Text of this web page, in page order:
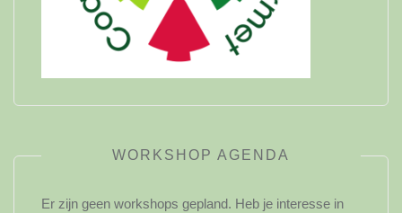
WORKSHOP AGENDA
Er zijn geen workshops gepland. Heb je interesse in